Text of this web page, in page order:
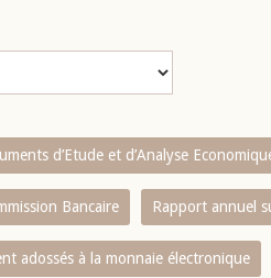
d’Etude et d’Analyse
Bancaire Rapport annuel
adossés à la monnaie électronique